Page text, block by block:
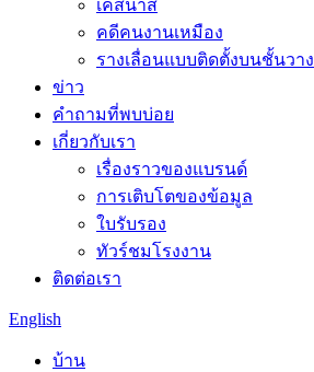
เคสนาส
คดีคนงานเหมือง
รางเลื่อนแบบติดตั้งบนชั้นวาง
ข่าว
คำถามที่พบบ่อย
เกี่ยวกับเรา
เรื่องราวของแบรนด์
การเติบโตของข้อมูล
ใบรับรอง
ทัวร์ชมโรงงาน
ติดต่อเรา
English
บ้าน